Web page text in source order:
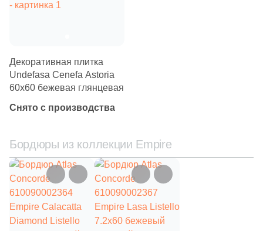
Декоративная плитка
Undefasa Cenefa Astoria
60x60 бежевая глянцевая
Снято с производства
Бордюры из коллекции Empire